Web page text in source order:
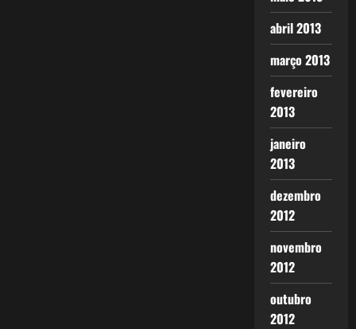
abril 2013
março 2013
fevereiro
2013
janeiro
2013
dezembro
2012
novembro
2012
outubro
2012